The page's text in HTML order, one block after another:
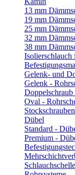
13 mm
19 mm
25 mm
32 mm
38 mm
Isolierschlauch
Gelenk- und
Gelenk -
Oval -
Stockschrauben
Dübel
Standard -
Premium -